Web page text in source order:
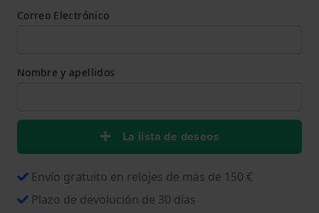
Correo Electrónico
Nombre y apellidos
La lista de deseos
Envío gratuito en relojes de más de 150 €
Plazo de devolución de 30 días